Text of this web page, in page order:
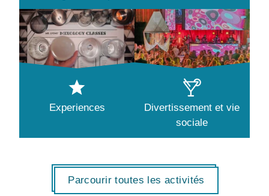
Experiences
Divertissement et vie
sociale
Parcourir toutes les activités